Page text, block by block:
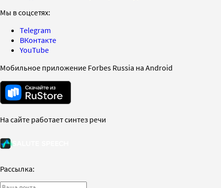
Мы в соцсетях:
Telegram
ВКонтакте
YouTube
Мобильное приложение Forbes Russia на Android
На сайте работает синтез речи
Рассылка: